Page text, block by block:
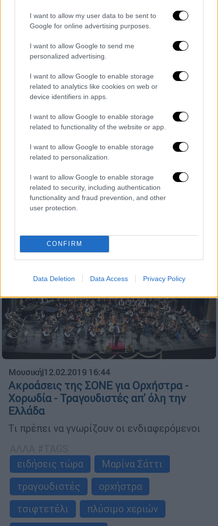
I want to allow my user data to be sent to
Google for online advertising purposes.
I want to allow Google to send me
personalized advertising.
I want to allow Google to enable storage
related to analytics like cookies on web or
device identifiers in apps.
I want to allow Google to enable storage
related to functionality of the website or app.
I want to allow Google to enable storage
related to personalization.
I want to allow Google to enable storage
related to security, including authentication
functionality and fraud prevention, and other
user protection.
CONFIRM
Data Deletion Data Access Privacy Policy
Zohra: Η πρώτη γυναικεία χορωδία του
Αφγανιστάν κάνει διεθνή καριέρα
«Είναι πολύ σημαντικό για εμάς τις γυναίκες
στην ορχήστρα να ξέρουμε ότι η διεθνής
κοινότητα μάς στηρίζει ενώ διεκδικούμε τα
ανθρώπινα δικαώματά μας», δηλώνουν
Μουσική|12.02.2019 16:44
Ακροάσεις της ΣΟΝΕ για Ορχήστρα -
Χορωδία - Τραγουδιστές απ' όλη την
Ελλάδα
Τι πρέπει να γνωρίζουν οι ενδιαφερόμενοι
ειδήσεις τώρα
Μαρίνα Σάττι
τραγουδιστές
ορχήστρα
τσιφτετέλι
πλύσιμο χεριών